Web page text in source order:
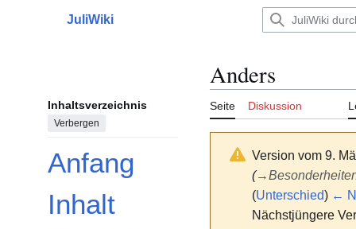
Hauptmenü
JuliWiki
Inhaltsverzeichnis
Verbergen
Anfang
Inhalt
Anders
Seite Diskussion
Version vom 9.
(→
(Unterschied) ←
Nächstjüngere